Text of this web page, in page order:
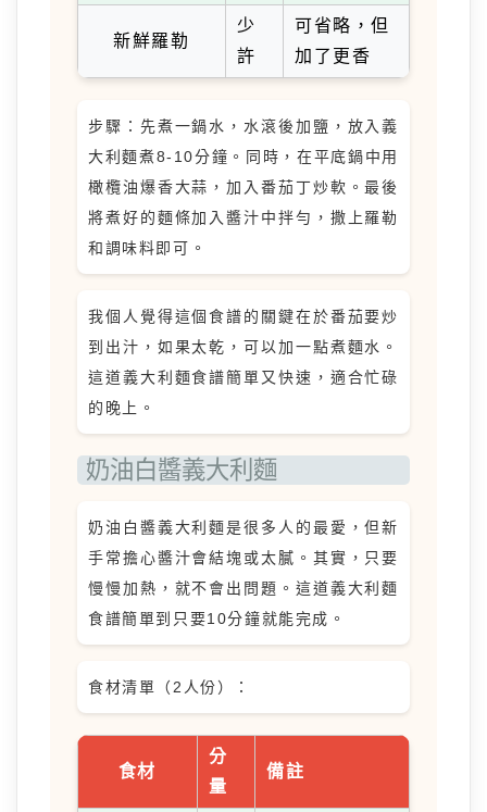
新鮮羅勒
少
許
可省略，但
加了更香
步驟：先煮一鍋水，水滾後加鹽，放入義
大利麵煮8-10分鐘。同時，在平底鍋中用
橄欖油爆香大蒜，加入番茄丁炒軟。最後
將煮好的麵條加入醬汁中拌勻，撒上羅勒
和調味料即可。
我個人覺得這個食譜的關鍵在於番茄要炒
到出汁，如果太乾，可以加一點煮麵水。
這道義大利麵食譜簡單又快速，適合忙碌
的晚上。
奶油白醬義大利麵
奶油白醬義大利麵是很多人的最愛，但新
手常擔心醬汁會結塊或太膩。其實，只要
慢慢加熱，就不會出問題。這道義大利麵
食譜簡單到只要10分鐘就能完成。
食材清單（2人份）：
食材
分
量
備註